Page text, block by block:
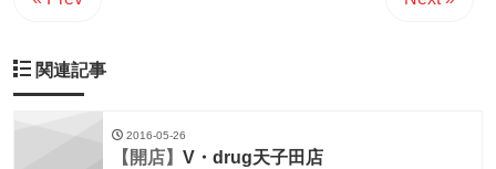
関連記事
2016-05-26
【開店】 V・drug天子田店